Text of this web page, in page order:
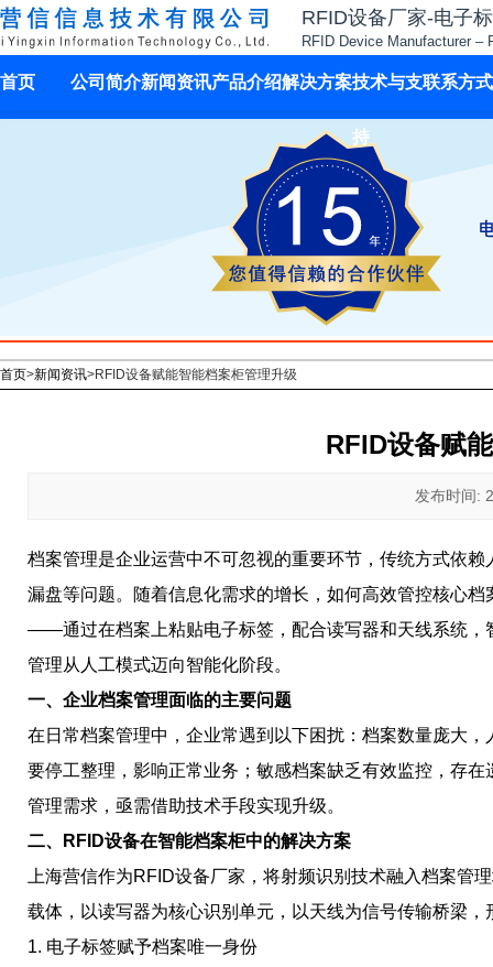
RFID设备厂家-电子
RFID Device Manufacturer –
首页 公司简介新闻资讯产品介绍解决方案技术与支
持
联系方式
首页>新闻资讯>RFID设备赋能智能档案柜管理升级
RFID设备赋
发布时间:
档案管理是企业运营中不可忽视的重要环节，传统方式依
漏盘等问题。随着信息化需求的增长，如何高效管控核心
——通过在档案上粘贴电子标签，配合读写器和天线系统，
管理从人工模式迈向智能化阶段。
一、企业档案管理面临的主要问题
在日常档案管理中，企业常遇到以下困扰：档案数量庞大
要停工整理，影响正常业务；敏感档案缺乏有效监控，存
管理需求，亟需借助技术手段实现升级。
二、RFID设备在智能档案柜中的解决方案
上海营信作为RFID设备厂家，将射频识别技术融入档案管
载体，以读写器为核心识别单元，以天线为信号传输桥梁，
1. 电子标签赋予档案唯一身份